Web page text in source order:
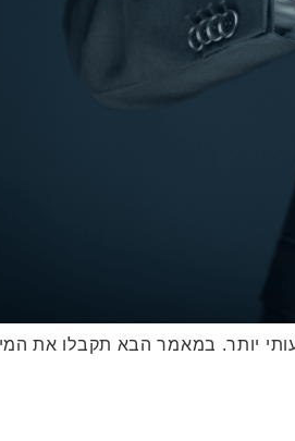
יותר. במאמר הבא תקבלו את